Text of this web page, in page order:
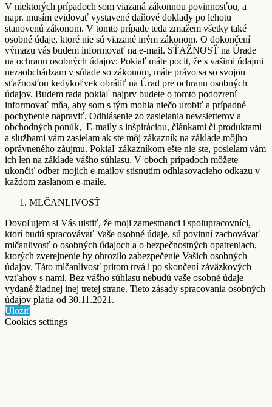
V niektorých prípadoch som viazaná zákonnou povinnosťou, a
napr. musím evidovať vystavené daňové doklady po lehotu
stanovenú zákonom. V tomto prípade teda zmažem všetky také
osobné údaje, ktoré nie sú viazané iným zákonom. O dokončení
výmazu vás budem informovať na e-mail. SŤAŽNOSŤ na Úrade
na ochranu osobných údajov: Pokiaľ máte pocit, že s vašimi údajmi
nezaobchádzam v súlade so zákonom, máte právo sa so svojou
sťažnosťou kedykoľvek obrátiť na Úrad pre ochranu osobných
údajov. Budem rada pokiaľ najprv budete o tomto podozrení
informovať mňa, aby som s tým mohla niečo urobiť a prípadné
pochybenie napraviť. Odhlásenie zo zasielania newsletterov a
obchodných ponúk, E-maily s inšpiráciou, článkami či produktami
a službami vám zasielam ak ste môj zákazník na základe môjho
oprávneného záujmu. Pokiaľ zákazníkom ešte nie ste, posielam vám
ich len na základe vášho súhlasu. V oboch prípadoch môžete
ukončiť odber mojich e-mailov stisnutím odhlasovacieho odkazu v
každom zaslanom e-maile.
MLČANLIVOSŤ
Dovoľujem si Vás uistiť, že moji zamestnanci i spolupracovníci,
ktorí budú spracovávať Vaše osobné údaje, sú povinní zachovávať
mlčanlivosť o osobných údajoch a o bezpečnostných opatreniach,
ktorých zverejnenie by ohrozilo zabezpečenie Vašich osobných
údajov. Táto mlčanlivosť pritom trvá i po skončení záväzkových
vzťahov s nami. Bez vášho súhlasu nebudú vaše osobné údaje
vydané žiadnej inej tretej strane. Tieto zásady spracovania osobných
údajov platia od 30.11.2021.
Uložiť
Cookies settings